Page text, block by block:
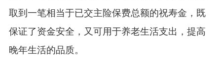
取到一笔相当于已交主险保费总额的祝寿金，既
保证了资金安全，又可用于养老生活支出，提高
晚年生活的品质。